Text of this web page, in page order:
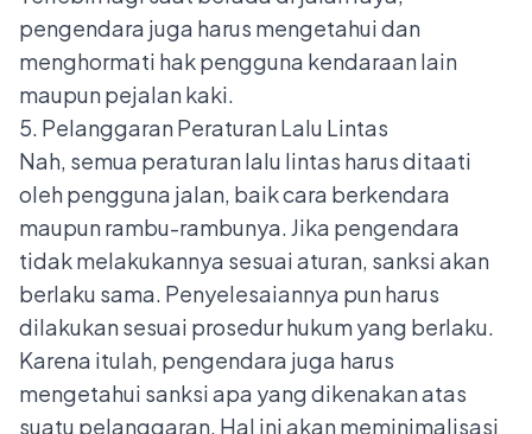
pengendara juga harus mengetahui dan
menghormati hak pengguna kendaraan lain
maupun pejalan kaki.
5. Pelanggaran Peraturan Lalu Lintas
Nah, semua peraturan lalu lintas harus ditaati
oleh pengguna jalan, baik cara berkendara
maupun rambu-rambunya. Jika pengendara
tidak melakukannya sesuai aturan, sanksi akan
berlaku sama. Penyelesaiannya pun harus
dilakukan sesuai prosedur hukum yang berlaku.
Karena itulah, pengendara juga harus
mengetahui sanksi apa yang dikenakan atas
suatu pelanggaran. Hal ini akan meminimalisasi